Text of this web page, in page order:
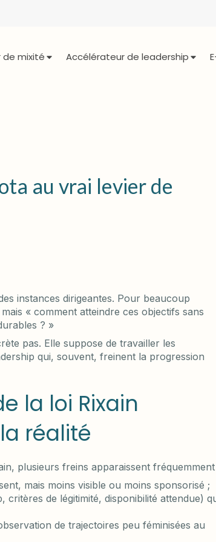
mixité Accélérateur de leadership
au vrai levier de
instances dirigeantes. Pour beaucoup
« comment atteindre ces objectifs sans
? »
pas. Elle suppose de travailler les
qui, souvent, freinent la progression
la loi Rixain
réalité
plusieurs freins apparaissent fréquemment
mais moins visible ou moins sponsorisé ;
critères de légitimité, disponibilité attendue)
de trajectoires peu féminisées au